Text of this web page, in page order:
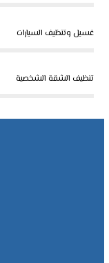
غسيل وتنظيف السيارات
تنظيف الشقة الشخصية